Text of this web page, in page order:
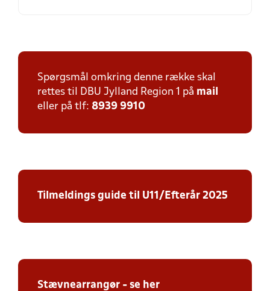
Spørgsmål omkring denne række skal
rettes til DBU Jylland Region 1 på mail
eller på tlf: 8939 9910
Tilmeldings guide til U11/Efterår 2025
Stævnearrangør - se her